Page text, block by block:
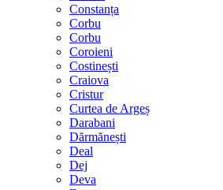
Constanța
Corbu
Corbu
Coroieni
Costinești
Craiova
Cristur
Curtea de Argeș
Darabani
Dărmănești
Deal
Dej
Deva